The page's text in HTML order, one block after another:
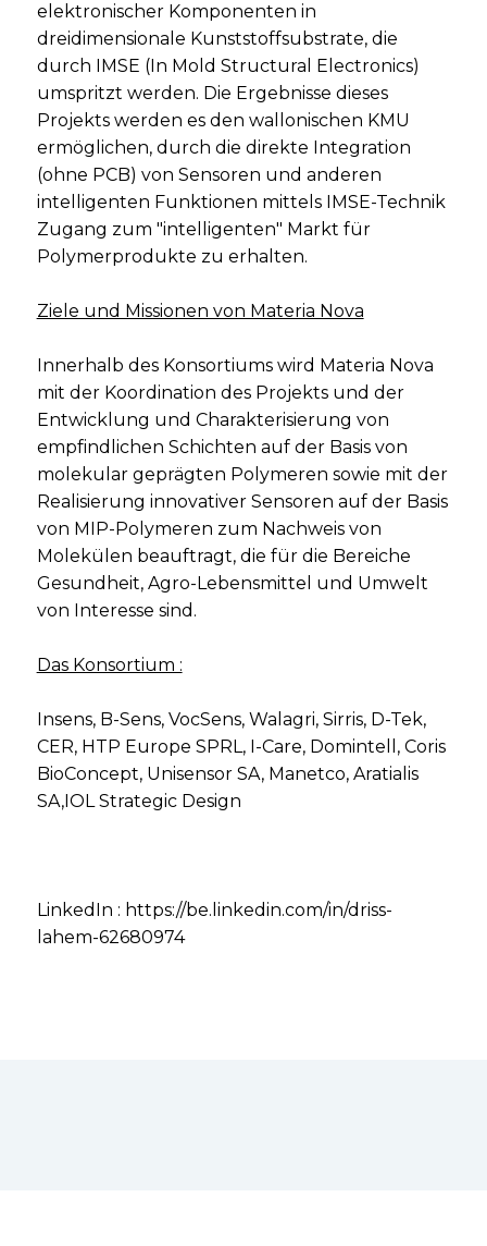
elektronischer Komponenten in
dreidimensionale Kunststoffsubstrate, die
durch IMSE (In Mold Structural Electronics)
umspritzt werden. Die Ergebnisse dieses
Projekts werden es den wallonischen KMU
ermöglichen, durch die direkte Integration
(ohne PCB) von Sensoren und anderen
intelligenten Funktionen mittels IMSE-Technik
Zugang zum "intelligenten" Markt für
Polymerprodukte zu erhalten.
Ziele und Missionen von Materia Nova
Innerhalb des Konsortiums wird Materia Nova
mit der Koordination des Projekts und der
Entwicklung und Charakterisierung von
empfindlichen Schichten auf der Basis von
molekular geprägten Polymeren sowie mit der
Realisierung innovativer Sensoren auf der Basis
von MIP-Polymeren zum Nachweis von
Molekülen beauftragt, die für die Bereiche
Gesundheit, Agro-Lebensmittel und Umwelt
von Interesse sind.
Das Konsortium :
Insens, B-Sens, VocSens, Walagri, Sirris, D-Tek,
CER, HTP Europe SPRL, I-Care, Domintell, Coris
BioConcept, Unisensor SA, Manetco, Aratialis
SA,IOL Strategic Design
LinkedIn : https://be.linkedin.com/in/driss-
lahem-62680974